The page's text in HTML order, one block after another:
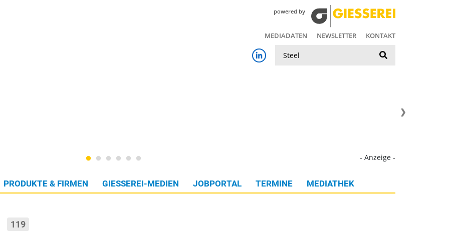
powered by
MEDIADATEN NEWSLETTER KONTAKT
- Anzeige -
PRODUKTE & FIRMEN GIESSEREI-MEDIEN JOBPORTAL TERMINE MEDIATHEK
119